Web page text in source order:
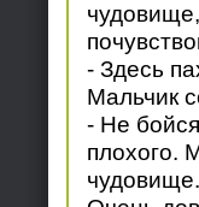
- Здесь
Мальчик
- Не
плохого.
чудовище.